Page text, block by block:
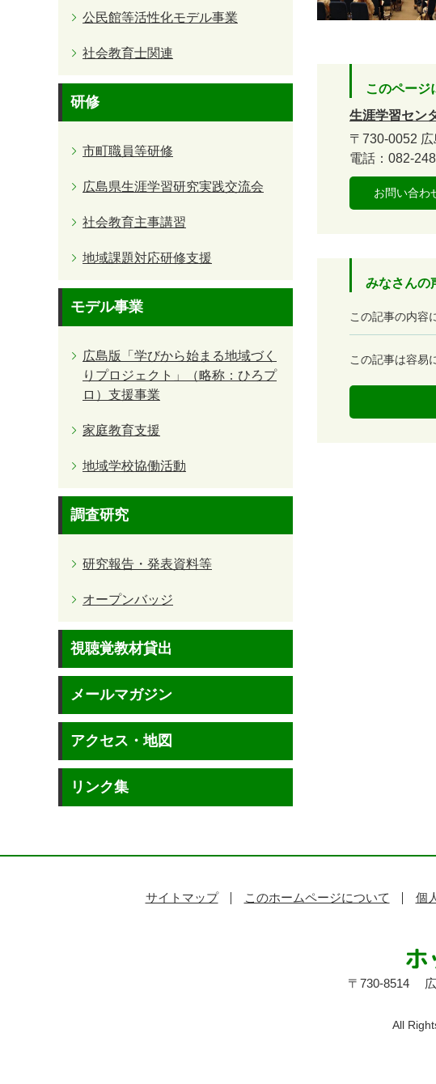
このページ
生涯学習セン
〒730-0052
電話：082-
お問い合わ
みなさんの
満
足
この記事の内
容
この記事は容
公民館等活性化モデル事業
社会教育士関連
研修
市町職員等研修
広島県生涯学習研究実践交流会
社会教育主事講習
地域課題対応研修支援
モデル事業
広島版「学びから始まる地域づく
りプロジェクト」（略称：ひろプ
ロ）支援事業
家庭教育支援
地域学校協働活動
調査研究
研究報告・発表資料等
オープンバッジ
視聴覚教材貸出
メールマガジン
アクセス・地図
リンク集
サイトマップ このホームページについて 個
〒730-8514
All